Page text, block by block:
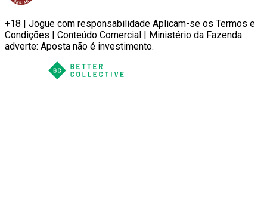
+18 | Jogue com responsabilidade Aplicam-se os Termos e
Condições | Conteúdo Comercial | Ministério da Fazenda
adverte: Aposta não é investimento.